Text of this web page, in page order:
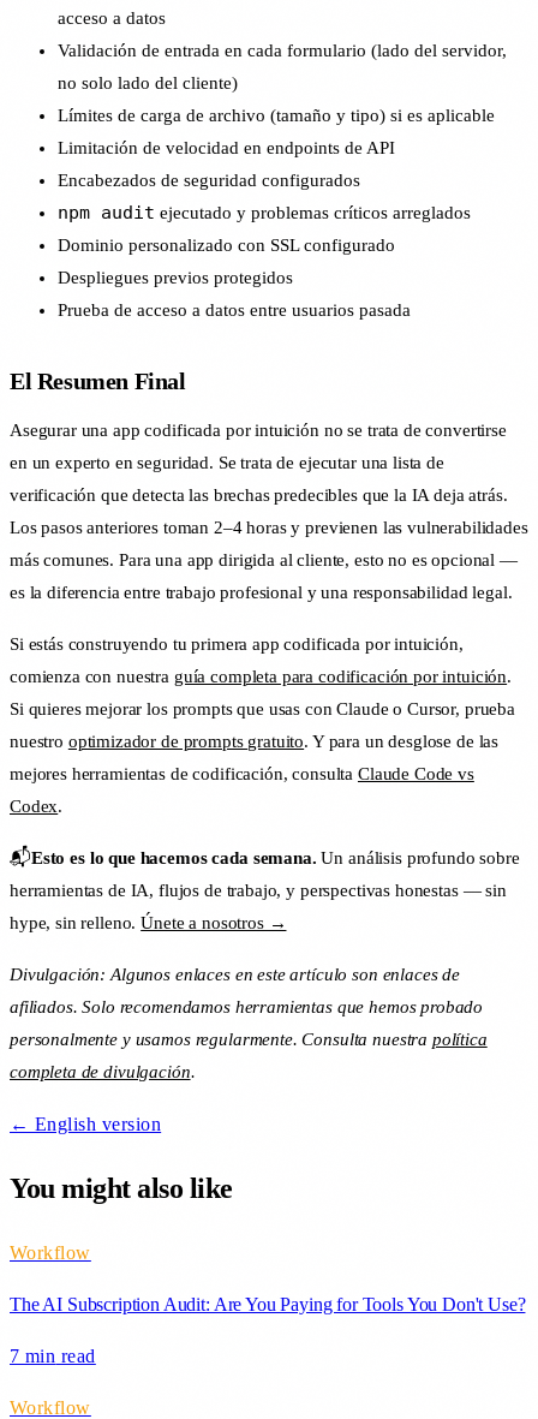
acceso a datos
Validación de entrada en cada formulario (lado del servidor,
no solo lado del cliente)
Límites de carga de archivo (tamaño y tipo) si es aplicable
Limitación de velocidad en endpoints de API
Encabezados de seguridad configurados
npm audit ejecutado y problemas críticos arreglados
Dominio personalizado con SSL configurado
Despliegues previos protegidos
Prueba de acceso a datos entre usuarios pasada
El Resumen Final
Asegurar una app codificada por intuición no se trata de convertirse
en un experto en seguridad. Se trata de ejecutar una lista de
verificación que detecta las brechas predecibles que la IA deja atrás.
Los pasos anteriores toman 2–4 horas y previenen las vulnerabilidades
más comunes. Para una app dirigida al cliente, esto no es opcional —
es la diferencia entre trabajo profesional y una responsabilidad legal.
Si estás construyendo tu primera app codificada por intuición,
comienza con nuestra guía completa para codificación por intuición.
Si quieres mejorar los prompts que usas con Claude o Cursor, prueba
nuestro optimizador de prompts gratuito. Y para un desglose de las
mejores herramientas de codificación, consulta Claude Code vs
Codex.
📬Esto es lo que hacemos cada semana. Un análisis profundo sobre
herramientas de IA, flujos de trabajo, y perspectivas honestas — sin
hype, sin relleno.Únete a nosotros →
Divulgación: Algunos enlaces en este artículo son enlaces de
afiliados. Solo recomendamos herramientas que hemos probado
personalmente y usamos regularmente. Consulta nuestra política
completa de divulgación.
← English version
You might also like
Workflow
The AI Subscription Audit: Are You Paying for Tools You Don't Use?
7 min read
Workflow